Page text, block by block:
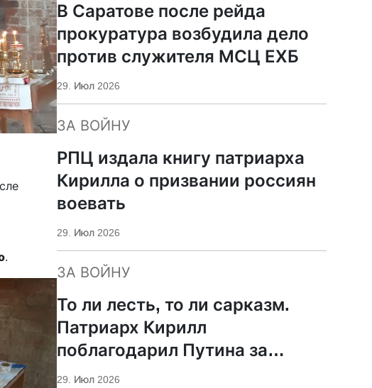
.
В Саратове после рейда
прокуратура возбудила дело
против служителя МСЦ ЕХБ
29. Июл 2026
ЗА ВОЙНУ
РПЦ издала книгу патриарха
Кирилла о призвании россиян
воевать
29. Июл 2026
ЗА ВОЙНУ
То ли лесть, то ли сарказм.
Патриарх Кирилл
поблагодарил Путина за
защиту суверенитета и
29. Июл 2026